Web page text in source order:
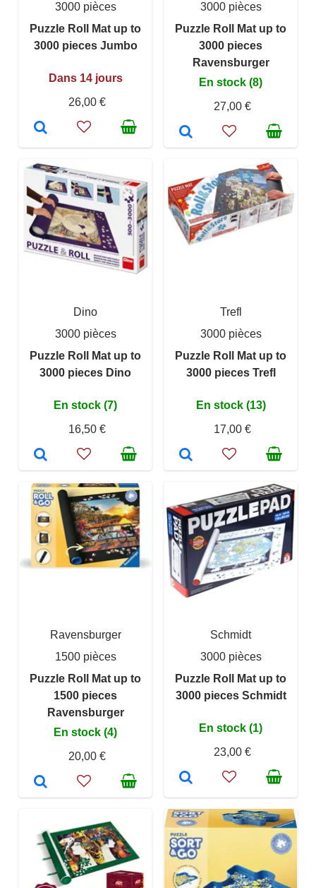
3000 pièces
Puzzle Roll Mat up to
3000 pieces Jumbo
Dans 14 jours
26,00 €
3000 pièces
Puzzle Roll Mat up to
3000 pieces
Ravensburger
En stock (8)
27,00 €
Dino
3000 pièces
Puzzle Roll Mat up to
3000 pieces Dino
En stock (7)
16,50 €
Trefl
3000 pièces
Puzzle Roll Mat up to
3000 pieces Trefl
En stock (13)
17,00 €
Ravensburger
1500 pièces
Puzzle Roll Mat up to
1500 pieces
Ravensburger
En stock (4)
20,00 €
Schmidt
3000 pièces
Puzzle Roll Mat up to
3000 pieces Schmidt
En stock (1)
23,00 €